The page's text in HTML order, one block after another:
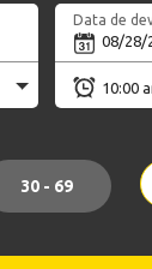
Data de
30 - 69